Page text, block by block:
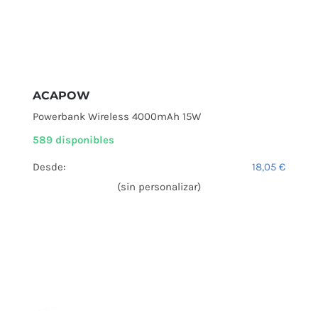
ACAPOW
Powerbank Wireless 4000mAh 15W
589 disponibles
Desde: 18,05 €
(sin personalizar)